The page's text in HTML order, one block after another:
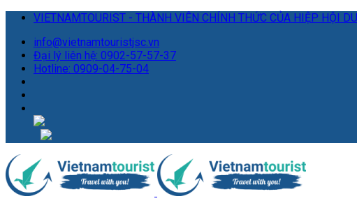
VIETNAMTOURIST - THÀNH VIÊN CHÍNH THỨC CỦA HIỆP HỘI
info@vietnamtouristjsc.vn
Đại lý liên hệ: 0902-57-57-37
Hotline: 0909-04-75-04